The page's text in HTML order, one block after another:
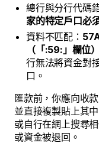
總行與分行代碼
家的特定戶口必
資料不匹配：
（「:59:」欄位
行無法將資金對
口。
匯款前，你應向收
並直接複製貼上其
或自行在網上搜尋
或資金被退回。